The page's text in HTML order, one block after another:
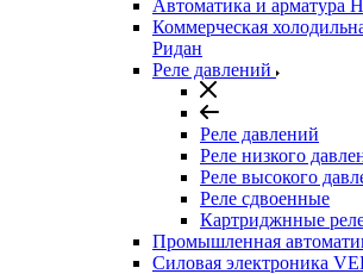
Автоматика и арматура
Коммерческая
Ридан
Реле давлений
Реле давлений
Реле низкого
Реле высокого
Реле сдвоенные
Картриджнные
Промышленная
Силовая электроника